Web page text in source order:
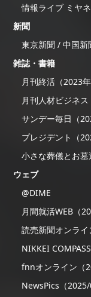
情報ライブ ミヤ
新聞
東京新聞 / 中国
雑誌・書籍
月刊終活（2023年
月刊人材ビジネス
サンデー毎日（
プレジデント（
小さな葬儀とお
ウェブ
@DIME
月間就活WEB（
読売新聞オンライ
NIKKEI
fnnオンライン（
NewsPics（2025/